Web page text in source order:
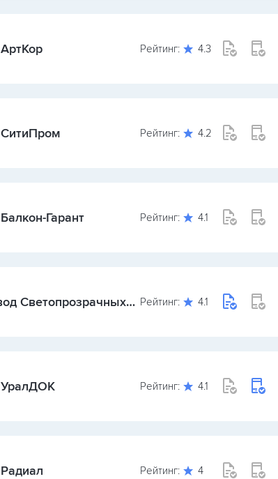
АртКор Рейтинг: 4.3
СитиПром Рейтинг: 4.2
Балкон-Гарант Рейтинг: 4.1
Светопрозрачных
Рейтинг: 4.1
УралДОК Рейтинг: 4.1
Радиал Рейтинг: 4